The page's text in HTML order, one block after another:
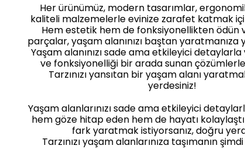
Her ürünümüz, modern tasarımlar,
kaliteli malzemelerle evinize zarafet katmak
Hem estetik hem de fonksiyonellikten ödün
parçalar, yaşam alanınızı baştan yaratmanıza
Yaşam alanınızı sade ama etkileyici detaylarla
ve fonksiyonelliği bir arada sunan
Tarzınızı yansıtan bir yaşam alanı
yerdesiniz!
Yaşam alanlarınızı sade ama etkileyici
hem göze hitap eden hem de hayatı
fark yaratmak istiyorsanız, doğru
Tarzınızı yaşam alanlarınıza taşımanın